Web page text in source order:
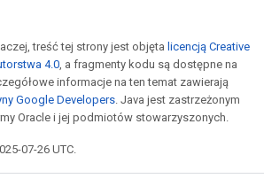
treść tej strony jest objęta licencją Creative
4.0, a fragmenty kodu są dostępne na
informacje na ten temat zawierają
Google Developers. Java jest zastrzeżonym
Oracle i jej podmiotów stowarzyszonych.
07-26 UTC.